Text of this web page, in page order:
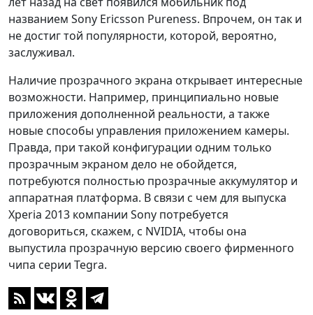
названием Sony Ericsson Pureness. Впрочем, он так и
не достиг той популярности, которой, вероятно,
заслуживал.
Наличие прозрачного экрана открывает интересные
возможности. Например, принципиально новые
приложения дополненной реальности, а также
новые способы управления приложением камеры.
Правда, при такой конфигурации одним только
прозрачным экраном дело не обойдется,
потребуются полностью прозрачные аккумулятор и
аппаратная платформа. В связи с чем для выпуска
Xperia 2013 компании Sony потребуется
договориться, скажем, с NVIDIA, чтобы она
выпустила прозрачную версию своего фирменного
чипа серии Tegra.